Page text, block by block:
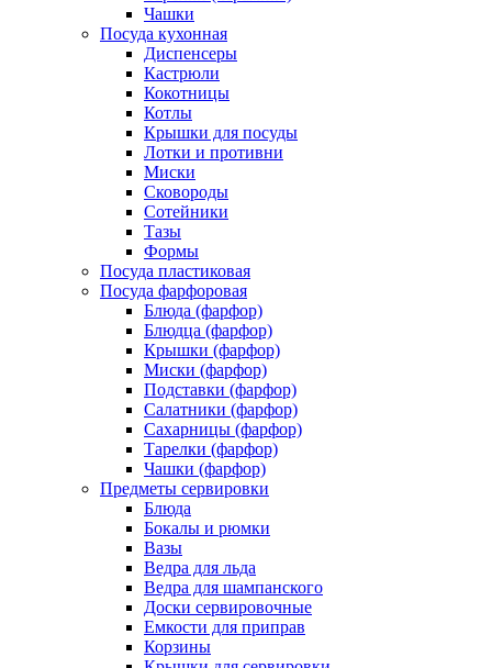
Чашки
Посуда кухонная
Диспенсеры
Кастрюли
Кокотницы
Котлы
Крышки для посуды
Лотки и противни
Миски
Сковороды
Сотейники
Тазы
Формы
Посуда пластиковая
Посуда фарфоровая
Блюда (фарфор)
Блюдца (фарфор)
Крышки (фарфор)
Миски (фарфор)
Подставки (фарфор)
Салатники (фарфор)
Сахарницы (фарфор)
Тарелки (фарфор)
Чашки (фарфор)
Предметы сервировки
Блюда
Бокалы и рюмки
Вазы
Ведра для льда
Ведра для шампанского
Доски сервировочные
Емкости для приправ
Корзины